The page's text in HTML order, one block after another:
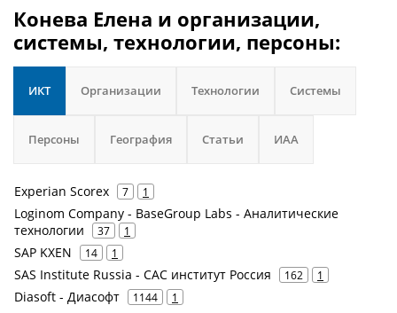
Конева Елена и организации,
системы, технологии, персоны:
ИКТ Организации Технологии Системы
Персоны География Статьи ИАА
Experian Scorex 7 1
Loginom Company - BaseGroup Labs - Аналитические
технологии
37 1
SAP KXEN 14 1
SAS Institute Russia - САС институт Россия 162 1
Diasoft - Диасофт 1144 1